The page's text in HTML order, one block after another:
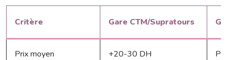
Critère Gare CTM/Supratours
Prix moyen +20-30 DH